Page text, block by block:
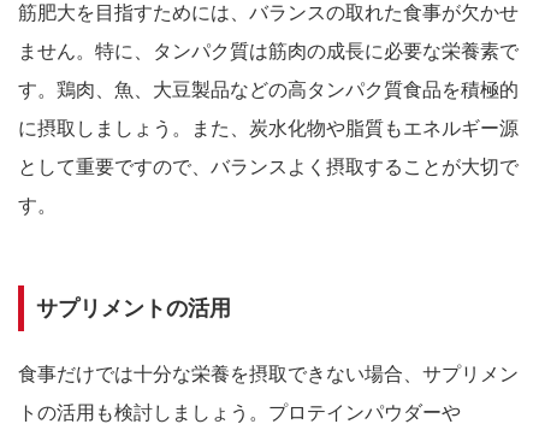
筋肥大を目指すためには、バランスの取れた食事が欠かせ
ません。特に、タンパク質は筋肉の成長に必要な栄養素で
す。鶏肉、魚、大豆製品などの高タンパク質食品を積極的
に摂取しましょう。また、炭水化物や脂質もエネルギー源
として重要ですので、バランスよく摂取することが大切で
す。
サプリメントの活用
食事だけでは十分な栄養を摂取できない場合、サプリメン
トの活用も検討しましょう。プロテインパウダーや